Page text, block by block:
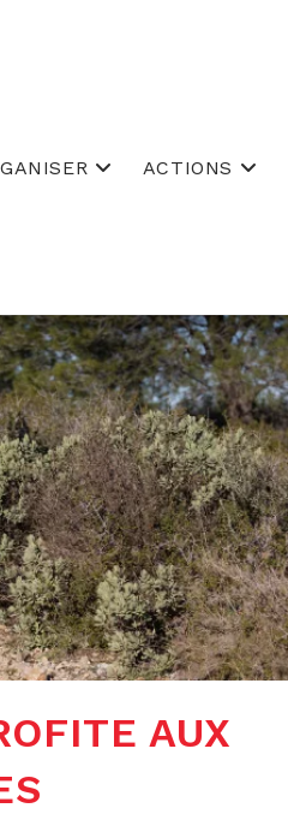
ACTIONS
AUX